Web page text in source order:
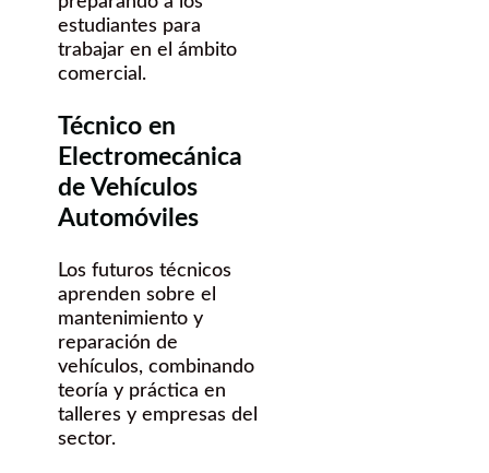
estudiantes para
trabajar en el ámbito
comercial.
Técnico en
Electromecánica
de Vehículos
Automóviles
Los futuros técnicos
aprenden sobre el
mantenimiento y
reparación de
vehículos, combinando
teoría y práctica en
talleres y empresas del
sector.